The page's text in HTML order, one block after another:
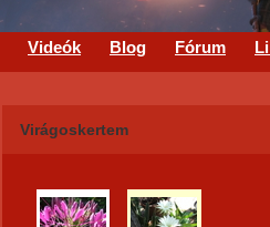
Videók Blog Fórum
Virágoskertem